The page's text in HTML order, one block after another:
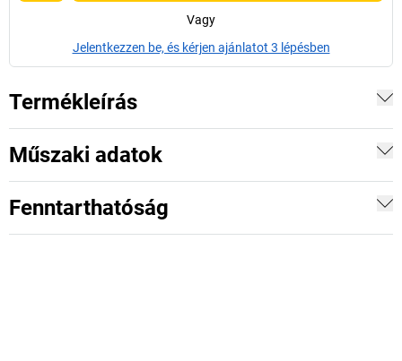
Vagy
Jelentkezzen be, és kérjen ajánlatot 3 lépésben
Termékleírás
Műszaki adatok
Fenntarthatóság